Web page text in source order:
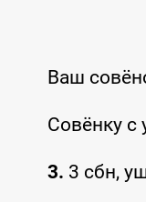
Ваш
Совёнку
3. 3 сбн,